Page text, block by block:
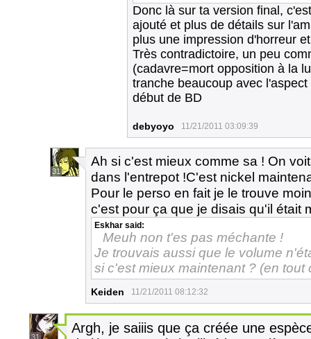
Donc là sur ta version final,
ajouté et plus de détails sur
plus une impression d'horreur
Très contradictoire, un peu
(cadavre=mort opposition à la
tranche beaucoup avec
début de BD
debyoyo 11/21/2011 03:09:39
31
Ah si c'est mieux comme sa ! On
dans l'entrepot !C'est nickel
Pour le perso en fait je le trouve
c'est pour ça que je disais qu'il était
Eskhar said:
Meuh non t'es pas méchante !
Je trouvais aussi que le volume
si c'est mieux maintenant ? (en
Keiden 11/21/2011 08:12:32
31
Argh, je saiiis que ça créée une